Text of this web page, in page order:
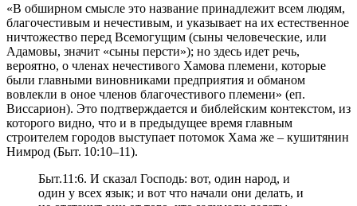
«В обширном смысле это название принадлежит всем людям,
благочестивым и нечестивым, и указывает на их естественное
ничтожество перед Всемогущим (сыны человеческие, или
Адамовы, значит «сыны персти»); но здесь идет речь,
вероятно, о членах нечестивого Хамова племени, которые
были главными виновниками предприятия и обманом
вовлекли в оное членов благочестивого племени» (еп.
Виссарион). Это подтверждается и библейским контекстом, из
которого видно, что и в предыдущее время главным
строителем городов выступает потомок Хама же – кушитянин
Нимрод (Быт. 10:10–11).
Быт.11:6. И сказал Господь: вот, один народ, и
один у всех язык; и вот что начали они делать, и